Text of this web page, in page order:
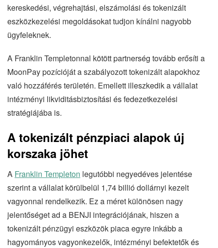
kereskedési, végrehajtási, elszámolási és tokenizált
eszközkezelési megoldásokat tudjon kínálni nagyobb
ügyfeleknek.
A Franklin Templetonnal kötött partnerség tovább erősíti a
MoonPay pozícióját a szabályozott tokenizált alapokhoz
való hozzáférés területén. Emellett illeszkedik a vállalat
intézményi likviditásbiztosítási és fedezetkezelési
stratégiájába is.
A tokenizált pénzpiaci alapok új
korszaka jöhet
A Franklin Templeton legutóbbi negyedéves jelentése
szerint a vállalat körülbelül 1,74 billió dollárnyi kezelt
vagyonnal rendelkezik. Ez a méret különösen nagy
jelentőséget ad a BENJI integrációjának, hiszen a
tokenizált pénzügyi eszközök piaca egyre inkább a
hagyományos vagyonkezelők, intézményi befektetők és